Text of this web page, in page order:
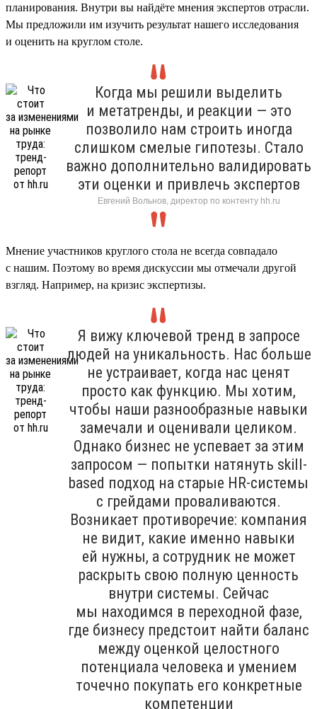
планирования. Внутри вы найдёте мнения экспертов отрасли.
Мы предложили им изучить результат нашего исследования
и оценить на круглом столе.
Когда мы решили выделить
и метатренды, и реакции — это
позволило нам строить иногда
слишком смелые гипотезы. Стало
важно дополнительно валидировать
эти оценки и привлечь экспертов
Евгений Вольнов, директор по контенту hh.ru
Мнение участников круглого стола не всегда совпадало
с нашим. Поэтому во время дискуссии мы отмечали другой
взгляд. Например, на кризис экспертизы.
Я вижу ключевой тренд в запросе
людей на уникальность. Нас больше
не устраивает, когда нас ценят
просто как функцию. Мы хотим,
чтобы наши разнообразные навыки
замечали и оценивали целиком.
Однако бизнес не успевает за этим
запросом — попытки натянуть skill-
based подход на старые HR-системы
с грейдами проваливаются.
Возникает противоречие: компания
не видит, какие именно навыки
ей нужны, а сотрудник не может
раскрыть свою полную ценность
внутри системы. Сейчас
мы находимся в переходной фазе,
где бизнесу предстоит найти баланс
между оценкой целостного
потенциала человека и умением
точечно покупать его конкретные
компетенции